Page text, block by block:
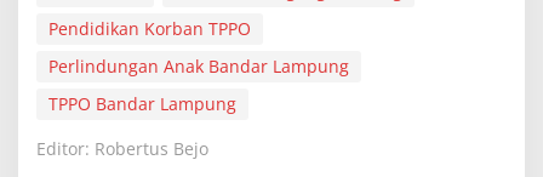
Pendidikan Korban TPPO
Perlindungan Anak Bandar Lampung
TPPO Bandar Lampung
Editor: Robertus Bejo